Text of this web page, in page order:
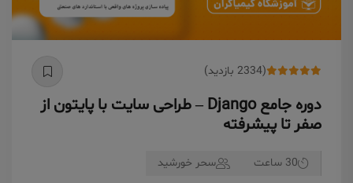
(2334 بازدید)
دوره جامع Django – طراحی سایت با پایتون از
صفر تا پیشرفته
30 ساعت سحر خورشید